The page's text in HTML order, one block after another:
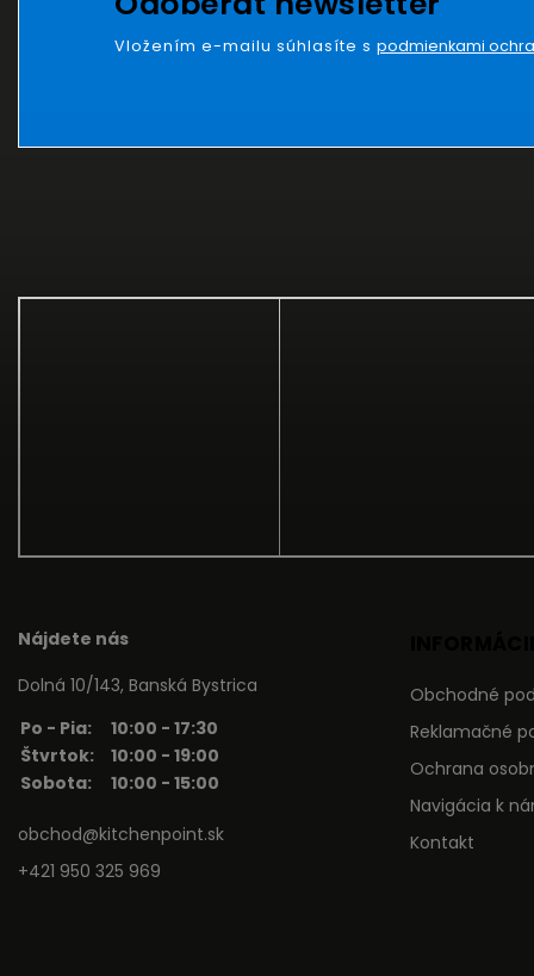
Vložením e-mailu súhlasíte s podmienkami
Nájdete nás
Dolná 10/143, Banská Bystrica
Po - Pia:
10:00 - 17:30
Štvrtok:
10:00 - 19:00
Sobota:
10:00 - 15:00
obchod@kitchenpoint.sk
+421 950 325 969
Obchodné
Reklamačné
Ochrana
Navigácia k
Kontakt